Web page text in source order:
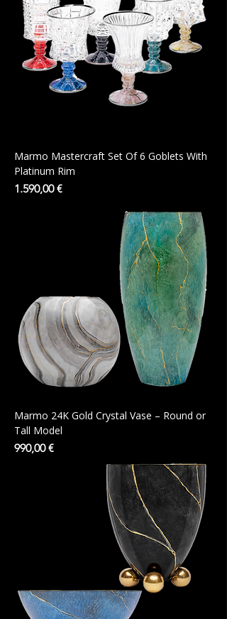
Marmo Mastercraft Set Of 6 Goblets With
Platinum Rim
Preis
1.590,00 €
Marmo 24K Gold Crystal Vase – Round or
Tall Model
Preis
990,00 €